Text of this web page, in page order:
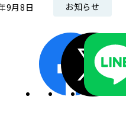
9月8日 お知らせ